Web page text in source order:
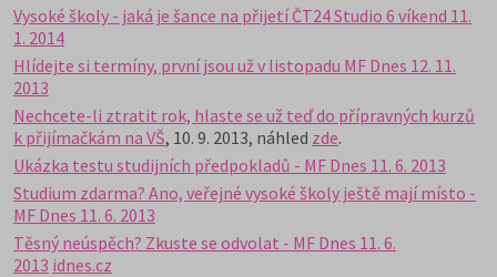
Vysoké školy - jaká je šance na přijetí ČT24 Studio 6 víkend 11.
1. 2014
Hlídejte si termíny, první jsou už v listopadu MF Dnes 12. 11.
2013
Nechcete-li ztratit rok, hlaste se už teď do přípravných kurzů
k přijímačkám na VŠ, 10. 9. 2013, náhled zde.
Ukázka testu studijních předpokladů - MF Dnes 11. 6. 2013
Studium zdarma? Ano, veřejné vysoké školy ještě mají místo -
MF Dnes 11. 6. 2013
Těsný neúspěch? Zkuste se odvolat - MF Dnes 11. 6.
2013 idnes.cz